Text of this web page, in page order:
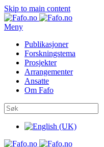
Skip to main content
Meny
Publikasjoner
Forskningstema
Prosjekter
Arrangementer
Ansatte
Om Fafo